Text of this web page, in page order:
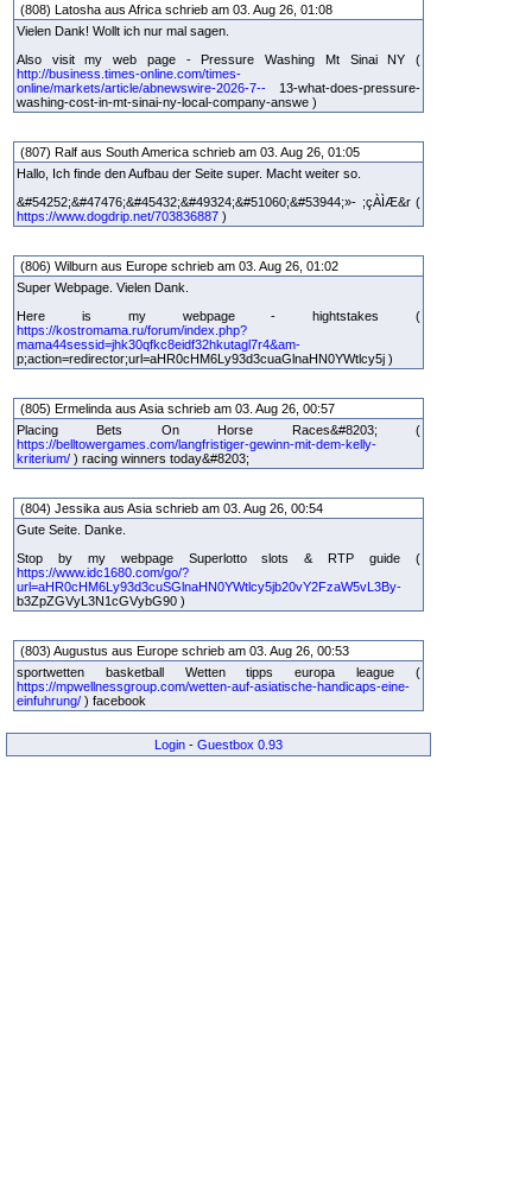
(808) Latosha aus Africa schrieb am 03. Aug 26, 01:08
Vielen Dank! Wollt ich nur mal sagen.
Also visit my web page - Pressure Washing Mt Sinai NY (
http://business.times-online.com/times-
online/markets/article/abnewswire-2026-7-- 13-what-does-pressure-
washing-cost-in-mt-sinai-ny-local-company-answe )
(807) Ralf aus South America schrieb am 03. Aug 26, 01:05
Hallo, Ich finde den Aufbau der Seite super. Macht weiter so.
&#54252;&#47476;&#45432;&#49324;&#51060;&#53944;»- ;çÀÌÆ&r (
https://www.dogdrip.net/703836887 )
(806) Wilburn aus Europe schrieb am 03. Aug 26, 01:02
Super Webpage. Vielen Dank.
Here is my webpage - hightstakes (
https://kostromama.ru/forum/index.php?
mama44sessid=jhk30qfkc8eidf32hkutagl7r4&am-
p;action=redirector;url=aHR0cHM6Ly93d3cuaGlnaHN0YWtlcy5j )
(805) Ermelinda aus Asia schrieb am 03. Aug 26, 00:57
Placing Bets On Horse Races&#8203; (
https://belltowergames.com/langfristiger-gewinn-mit-dem-kelly-
kriterium/ ) racing winners today&#8203;
(804) Jessika aus Asia schrieb am 03. Aug 26, 00:54
Gute Seite. Danke.
Stop by my webpage Superlotto slots & RTP guide (
https://www.idc1680.com/go/?
url=aHR0cHM6Ly93d3cuSGlnaHN0YWtlcy5jb20vY2FzaW5vL3By-
b3ZpZGVyL3N1cGVybG90 )
(803) Augustus aus Europe schrieb am 03. Aug 26, 00:53
sportwetten basketball Wetten tipps europa league (
https://mpwellnessgroup.com/wetten-auf-asiatische-handicaps-eine-
einfuhrung/ ) facebook
Login - Guestbox 0.93